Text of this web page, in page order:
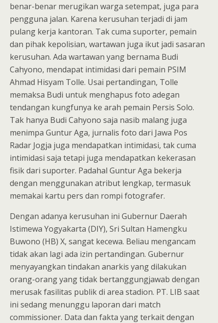
benar-benar merugikan warga setempat, juga para
pengguna jalan. Karena kerusuhan terjadi di jam
pulang kerja kantoran. Tak cuma suporter, pemain
dan pihak kepolisian, wartawan juga ikut jadi sasaran
kerusuhan. Ada wartawan yang bernama Budi
Cahyono, mendapat intimidasi dari pemain PSIM
Ahmad Hisyam Tolle. Usai pertandingan, Tolle
memaksa Budi untuk menghapus foto adegan
tendangan kungfunya ke arah pemain Persis Solo.
Tak hanya Budi Cahyono saja nasib malang juga
menimpa Guntur Aga, jurnalis foto dari Jawa Pos
Radar Jogja juga mendapatkan intimidasi, tak cuma
intimidasi saja tetapi juga mendapatkan kekerasan
fisik dari suporter. Padahal Guntur Aga bekerja
dengan menggunakan atribut lengkap, termasuk
memakai kartu pers dan rompi fotografer.
Dengan adanya kerusuhan ini Gubernur Daerah
Istimewa Yogyakarta (DIY), Sri Sultan Hamengku
Buwono (HB) X, sangat kecewa. Beliau mengancam
tidak akan lagi ada izin pertandingan. Gubernur
menyayangkan tindakan anarkis yang dilakukan
orang-orang yang tidak bertanggungjawab dengan
merusak fasilitas publik di area stadion. PT. LIB saat
ini sedang menunggu laporan dari match
commissioner. Data dan fakta yang terkait dengan